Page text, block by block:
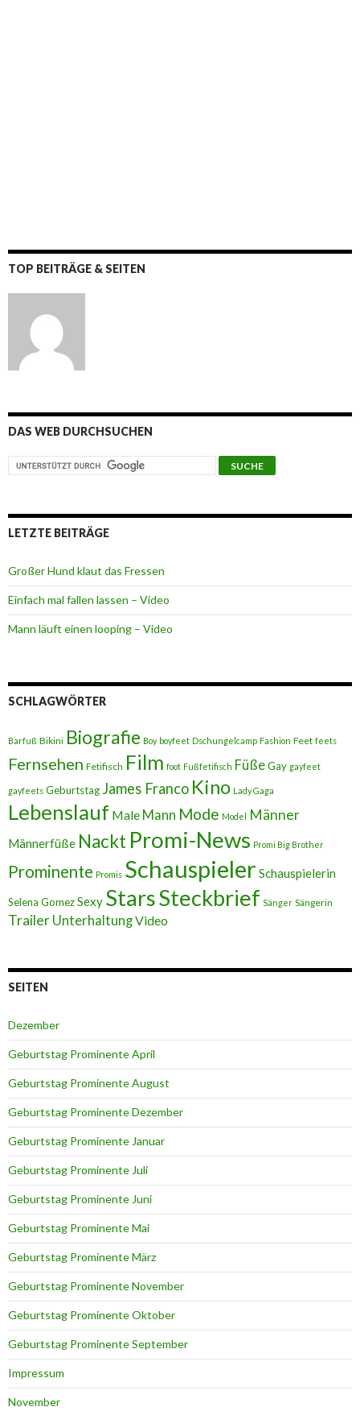
TOP BEITRÄGE & SEITEN
DAS WEB DURCHSUCHEN
LETZTE BEITRÄGE
Großer Hund klaut das Fressen
Einfach mal fallen lassen – Video
Mann läuft einen looping – Video
SCHLAGWÖRTER
Barfuß Bikini Biografie Boy boyfeet Dschungelcamp Fashion Feet feets
Fernsehen Fetifisch Film foot Fußfetifisch FüßeGay gayfeet
gayfeets Geburtstag James Franco Kino Lady Gaga
Lebenslauf Male Mann Mode Model Männer
Männerfüße Nackt Promi-News Promi Big Brother
Prominente Promis Schauspieler Schauspielerin
Selena GomezSexy StarsSteckbrief Sänger Sängerin
Trailer UnterhaltungVideo
SEITEN
Dezember
Geburtstag Prominente April
Geburtstag Prominente August
Geburtstag Prominente Dezember
Geburtstag Prominente Januar
Geburtstag Prominente Juli
Geburtstag Prominente Juni
Geburtstag Prominente Mai
Geburtstag Prominente März
Geburtstag Prominente November
Geburtstag Prominente Oktober
Geburtstag Prominente September
Impressum
November